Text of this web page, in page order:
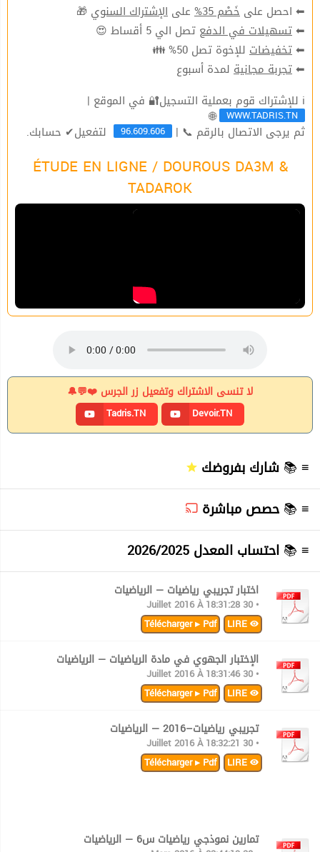
⬅ احصل على خَصْم 35% على الإشتراك السنوي 🎁
⬅تسهيلات في الدفع تصل الي 5 أقساط 😍
⬅تخفيضات للإخوة تصل 50% 👪
⬅تجربة مجانية لمدة أسبوع
ℹ للإشتراك قوم بعملية التسجيل🔐 في الموقع |
WWW.TADRIS.TN
🌐
ثم يرجى الاتصال بالرقم 📞 | 96.609.606 لتفعيل✔ حسابك.
ÉTUDE EN LIGNE / DOUROUS DA3M &
TADAROK
لا تنسى الاشتراك وتفعيل زر الجرس ❤️💬🔔
Tadris.TN Devoir.TN
≡ 📚 شارك بفروضك
≡ 📚 حصص مباشرة
≡ 📚 احتساب المعدل 2026/2025
اختبار تجريبي رياضيات — الرياضيات
• 30 Juillet 2016 À 18:31:28
Télécharger ▸ Pdf
الإختبار الجهوي في مادة الرياضيات — الرياضيات
• 30 Juillet 2016 À 18:31:46
Télécharger ▸ Pdf
تجريبي رياضيات–2016 — الرياضيات
• 30 Juillet 2016 À 18:32:21
Télécharger ▸ Pdf
تمارين نموذجي رياضيات س6 — الرياضيات